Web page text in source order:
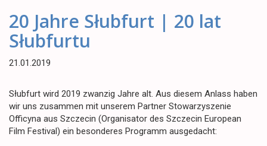
20 Jahre Słubfurt | 20 lat
Słubfurtu
21.01.2019
Słubfurt wird 2019 zwanzig Jahre alt. Aus diesem Anlass haben
wir uns zusammen mit unserem Partner Stowarzyszenie
Officyna aus Szczecin (Organisator des Szczecin European
Film Festival) ein besonderes Programm ausgedacht: